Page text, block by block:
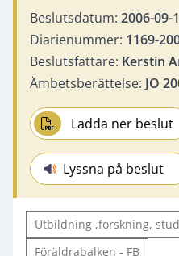
Beslutsdatum: 2006-09-
Diarienummer: 1169-
Beslutsfattare: Kerstin
Ämbetsberättelse: JO
Ladda ner beslut
Lyssna på beslut
Utbildning ,forskning,
Föräldrabalken - FB